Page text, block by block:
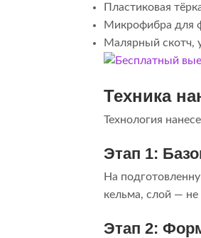
Пластиковая
Микрофибра для
Малярный скотч,
Техника
Технология
Этап 1:
На
кельма, слой —
Этап 2: